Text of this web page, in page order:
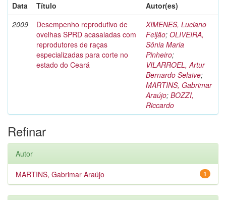
Data
Título
Autor(es)
2009
Desempenho reprodutivo de
ovelhas SPRD acasaladas com
reprodutores de raças
especializadas para corte no
estado do Ceará
XIMENES, Luciano
Feijão; OLIVEIRA,
Sônia Maria
Pinheiro;
VILARROEL, Artur
Bernardo Selaive;
MARTINS, Gabrimar
Araújo; BOZZI,
Riccardo
Refinar
Autor
1
MARTINS, Gabrimar Araújo